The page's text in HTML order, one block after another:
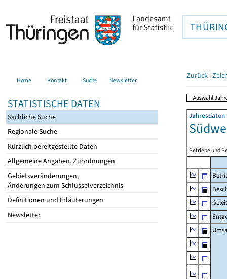
Home Kontakt Suche Newsletter
STATISTISCHE DATEN
Sachliche Suche
Regionale Suche
Kürzlich bereitgestellte Daten
Allgemeine Angaben, Zuordnungen
Gebietsveränderungen,
Änderungen zum Schlüsselverzeichnis
Definitionen und Erläuterungen
Newsletter
Zurück |
Jahresdaten
Betriebe und